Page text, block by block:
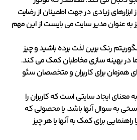
زیادی در جهت اطمینان از رضایت
عنوان مدیر سایت می بایست از این مهم
رنک برین لذت برده باشید و چیز
در بهینه سازی مخاطبان کمک می کند.
همزمان برای کاربران و متخصصان سئو
معنای ایجاد سایتی است که کاربران را
به سوال آنها باشد، یا محصولی که
راهنمایی برای کمک به آنها یا هر چیز